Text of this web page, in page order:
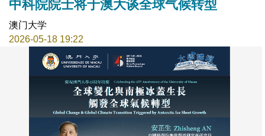
中科院院士将于澳大谈全球气候转型
澳门大学
2026-05-18 19:22